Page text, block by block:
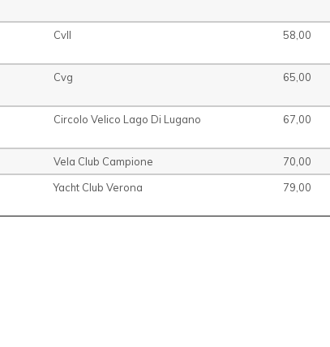
Cvll 58,00
Cvg 65,00
Circolo Velico Lago Di Lugano 67,00
Vela Club Campione 70,00
Yacht Club Verona 79,00